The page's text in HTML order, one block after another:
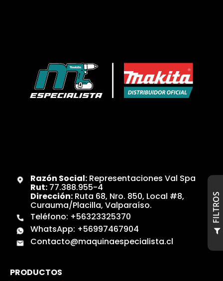
Razón Social:Representaciones Val Spa
Rut:77.388.955-4
Dirección:Ruta 68, Nro. 850, Local #8,
Curauma/Placilla, Valparaíso.
Teléfono: +56323325370
WhatsApp: +56997467904
Contacto@maquinaespecialista.cl
PRODUCTOS
S